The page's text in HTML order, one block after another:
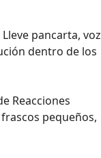
pancarta, voz
dentro de los
Reacciones
pequeños,